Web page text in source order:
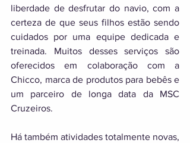
liberdade de desfrutar do navio, com a
certeza de que seus filhos estão sendo
cuidados por uma equipe dedicada e
treinada. Muitos desses serviços são
oferecidos em colaboração com a
Chicco, marca de produtos para bebês e
um parceiro de longa data da MSC
Cruzeiros.
Há também atividades totalmente novas,